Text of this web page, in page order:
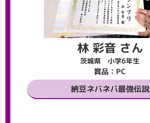
林 彩音 さん
茨城県 小学6年生
賞品：PC
納豆ネバネバ最強伝説